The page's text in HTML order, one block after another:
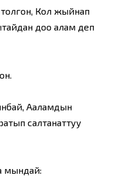
Кол жыйнап
доо алам деп
Ааламдын
салтанаттуу
мындай: